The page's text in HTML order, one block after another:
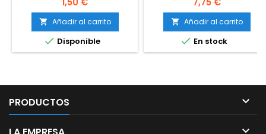
 Añadir al carrito
 Disponible
 Añadir al carrito
 En stock
PRODUCTOS 